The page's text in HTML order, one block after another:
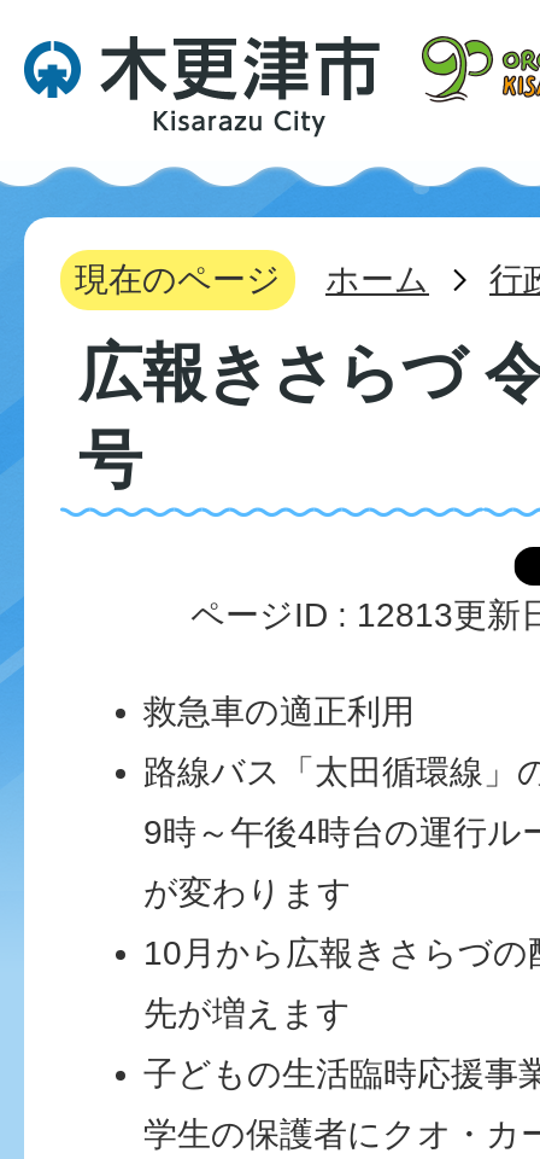
現在のページ ホーム 行
広報きさらづ
号
ページID : 12813更新
救急車の適正利用
路線バス「太田循環線」
9時～午後4時台の運行ル
が変わります
10月から広報きさらづの
先が増えます
子どもの生活臨時応援事
学生の保護者にクオ・カ